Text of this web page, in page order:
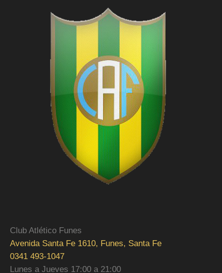
Club Atlético Funes
Avenida Santa Fe 1610, Funes, Santa Fe
0341 493-1047
Lunes a Jueves 17:00 a 21:00